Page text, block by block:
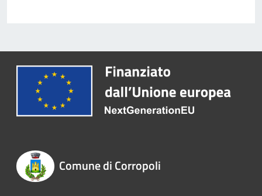
Comune di Corropoli